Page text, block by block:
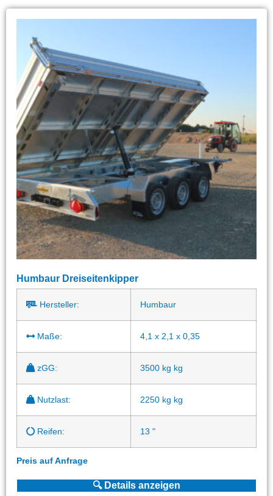
Humbaur Dreiseitenkipper
Hersteller: Humbaur
Maße: 4,1 x 2,1 x 0,35
zGG: 3500 kg kg
Nutzlast: 2250 kg kg
Reifen: 13 "
Preis auf Anfrage
🔍 Details anzeigen